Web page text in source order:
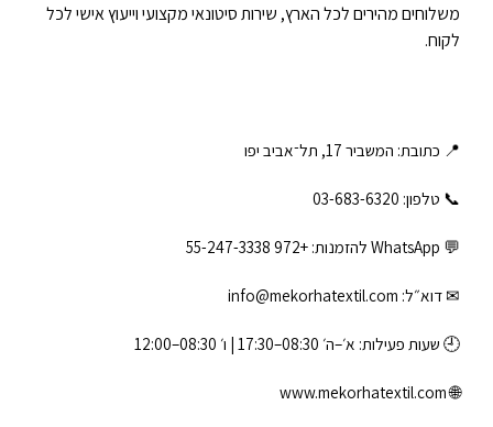
משלוחים מהירים לכל הארץ, שירות סיטונאי מקצועי וייעוץ אישי לכל
לקוח.
📍 כתובת: המשביר 17, תל־אביב יפו
📞 טלפון: ‎03-683-6320
💬 WhatsApp להזמנות: +972 55-247-3338
✉ דוא״ל: info@mekorhatextil.com
🕘 שעות פעילות: א׳–ה׳ 08:30–17:30 | ו׳ 08:30–12:00
🌐
www.mekorhatextil.com